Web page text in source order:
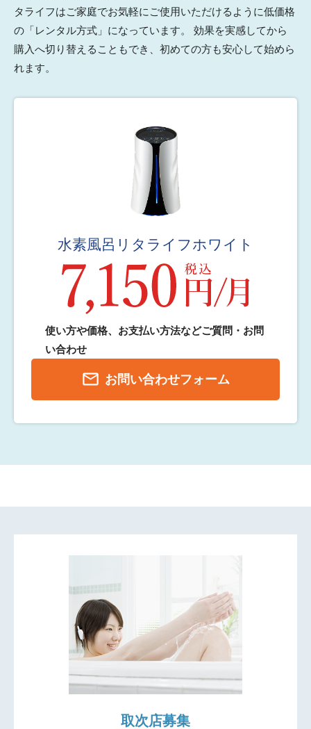
タライフはご家庭でお気軽にご使用いただけるように低価格
の「レンタル方式」になっています。
効果を実感してから
購入へ切り替えることもでき、初めての方も安心して始めら
れます。
水素風呂リタライフホワイト
使い方や価格、お支払い方法などご質問・お問
い合わせ
mail_outline お問い合わせフォーム
取次店募集